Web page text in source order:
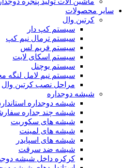
سایر محصولات
کرتین وال
سیستم کپ دار
سیستم ترمال نیم کپ
سیستم فریم لس
سیستم اسکای لایت
سیستم یوچنل
سیستم نیم لامل لنگه
مراحل نصب کرتین وال
شیشه دوجداره
شیشه دوجداره
شیشه چند جداره
شیشه های سکوریت
شیشه های لمینت
شیشه های اسپایدر
شیشه ضد سرقت
کرکره داخل شیشه